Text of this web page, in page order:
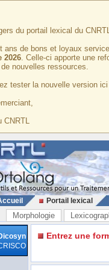
du portail lexical du
ans de bons et loyaux
2026. Celle-ci apporte une
nouvelles ressources.
tester la nouvelle version ici
CNRTL
Portail lexical
Morphologie
Entrez une